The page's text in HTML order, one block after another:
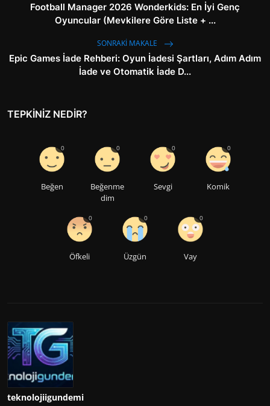
Football Manager 2026 Wonderkids: En İyi Genç
Oyuncular (Mevkilere Göre Liste + ...
SONRAKI MAKALE
Epic Games İade Rehberi: Oyun İadesi Şartları, Adım Adım
İade ve Otomatik İade D...
TEPKINIZ NEDIR?
Beğen
0
Beğenme
dim
0
Sevgi
0
Komik
0
Öfkeli
0
Üzgün
0
Vay
0
teknolojiigundemi